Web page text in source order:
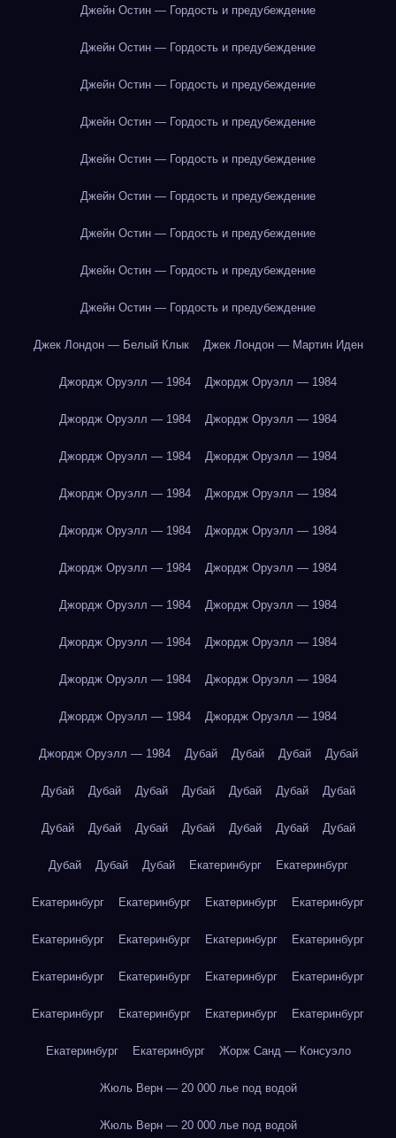
Джейн Остин — Гордость и предубеждение
Джейн Остин — Гордость и предубеждение
Джейн Остин — Гордость и предубеждение
Джейн Остин — Гордость и предубеждение
Джейн Остин — Гордость и предубеждение
Джейн Остин — Гордость и предубеждение
Джейн Остин — Гордость и предубеждение
Джейн Остин — Гордость и предубеждение
Джейн Остин — Гордость и предубеждение
Джек Лондон — Белый Клык Джек Лондон — Мартин Иден
Джордж Оруэлл — 1984 Джордж Оруэлл — 1984
Джордж Оруэлл — 1984 Джордж Оруэлл — 1984
Джордж Оруэлл — 1984 Джордж Оруэлл — 1984
Джордж Оруэлл — 1984 Джордж Оруэлл — 1984
Джордж Оруэлл — 1984 Джордж Оруэлл — 1984
Джордж Оруэлл — 1984 Джордж Оруэлл — 1984
Джордж Оруэлл — 1984 Джордж Оруэлл — 1984
Джордж Оруэлл — 1984 Джордж Оруэлл — 1984
Джордж Оруэлл — 1984 Джордж Оруэлл — 1984
Джордж Оруэлл — 1984 Джордж Оруэлл — 1984
Джордж Оруэлл — 1984 Дубай Дубай Дубай Дубай
Дубай Дубай Дубай Дубай Дубай Дубай Дубай
Дубай Дубай Дубай Дубай Дубай Дубай Дубай
Дубай Дубай Дубай Екатеринбург Екатеринбург
Екатеринбург Екатеринбург Екатеринбург Екатеринбург
Екатеринбург Екатеринбург Екатеринбург Екатеринбург
Екатеринбург Екатеринбург Екатеринбург Екатеринбург
Екатеринбург Екатеринбург Екатеринбург Екатеринбург
Екатеринбург Екатеринбург Жорж Санд — Консуэло
Жюль Верн — 20 000 лье под водой
Жюль Верн — 20 000 лье под водой